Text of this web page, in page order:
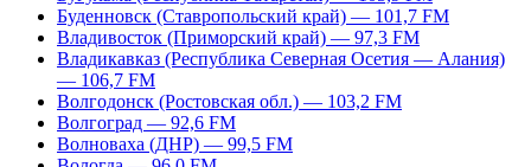
Буденновск (Ставропольский край) — 101,7 FM
Владивосток (Приморский край) — 97,3 FM
Владикавказ (Республика Северная Осетия — Алания)
— 106,7 FM
Волгодонск (Ростовская обл.) — 103,2 FM
Волгоград — 92,6 FM
Волноваха (ДНР) — 99,5 FM